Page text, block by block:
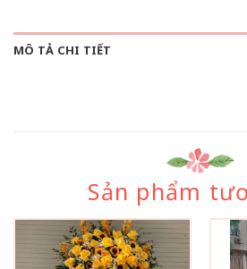
MÔ TẢ CHI TIẾT
Sản phẩm